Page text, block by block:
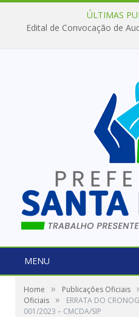
ÚLTIMAS
Edital de Convocação de
MENU
Home » Publicações Oficiais
Oficiais »
ERRATA DO
001/2023 – CMCDA/SIP